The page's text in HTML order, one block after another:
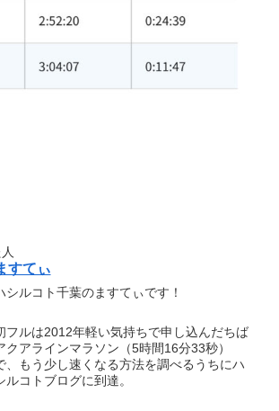
すてぃ
シルコト千葉のますてぃです！
フルは2012年軽い気持ちで申し込んだちば
クアラインマラソン（5時間16分33秒）
、もう少し速くなる方法を調べるうちにハ
ルコトブログに到達。